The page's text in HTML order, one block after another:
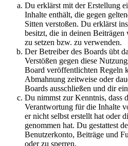
Du erklärst mit der Erstellung
Inhalte enthält, die gegen
Sitten verstoßen. Du erklärst
besitzt, die in deinen
zu setzen bzw. zu verwenden.
Der Betreiber des Boards übt
Verstößen gegen diese
Board veröffentlichten Regeln
Abmahnung zeitweise oder
Boards ausschließen und dir
Du nimmst zur Kenntnis, dass
Verantwortung für die Inhalte
er nicht selbst erstellt hat oder
genommen hat. Du gestattest
Benutzerkonto, Beiträge und
oder zu sperren.